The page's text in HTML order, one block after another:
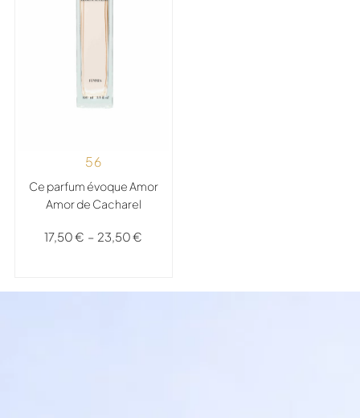
56
Ce parfum évoque Amor
Amor de Cacharel
17,50€ – 23,50€